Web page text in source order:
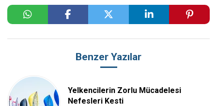
Benzer Yazılar
Yelkencilerin Zorlu Mücadelesi
Nefesleri Kesti